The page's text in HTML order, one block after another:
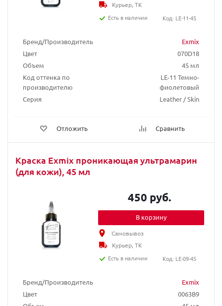
Бренд/Производитель
Exmix
Цвет
070D18
Объем
45 мл
Код оттенка по
производителю
LE-11 Темно-
фиолетовый
Серия
Leather / Skin
Отложить Сравнить
Курьер, ТК
Есть в наличии
Код: LE-11-45
Краска Exmix проникающая ультрамарин
(для кожи), 45 мл
Бренд/Производитель
Exmix
Цвет
0063B9
450 руб.
В корзину
Самовывоз
Курьер, ТК
Есть в наличии
Код: LE-09-45